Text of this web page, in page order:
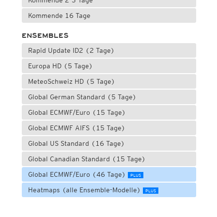
Kommende 16 Tage
ENSEMBLES
Rapid Update ID2 (2 Tage)
Europa HD (5 Tage)
MeteoSchweiz HD (5 Tage)
Global German Standard (5 Tage)
Global ECMWF/Euro (15 Tage)
Global ECMWF AIFS (15 Tage)
Global US Standard (16 Tage)
Global Canadian Standard (15 Tage)
Global ECMWF/Euro (46 Tage)
PLUS
Heatmaps (alle Ensemble-Modelle) PLUS